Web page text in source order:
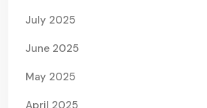
July 2025
June 2025
May 2025